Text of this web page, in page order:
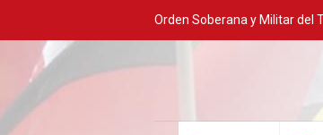
Orden Soberana y Militar del